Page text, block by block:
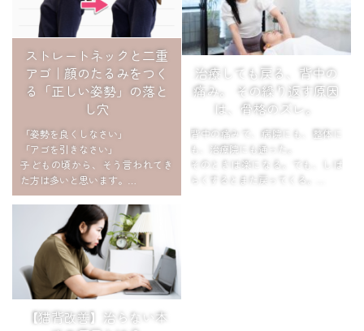
ストレートネックと二重
アゴ｜顔のたるみをつく
る「正しい姿勢」の落と
し穴
「姿勢を良くしなさい」
「アゴを引きなさい」
子どもの頃から、そう言われてき
た方は多いと思います。
鏡を見て、写真を撮られる直前
に、意識してアゴをぐっと引く。
姿勢を良くしようとして、無意識
にやってい...
治療しても戻る、背中の
痛み。 その繰り返す原因
は、骨格のズレ。
背中の痛みで、病院にも、整体に
も、治療院にも通った。
そのときは楽になる。でも、しば
らくするとまた戻ってくる。
【猫背改善】治らない本